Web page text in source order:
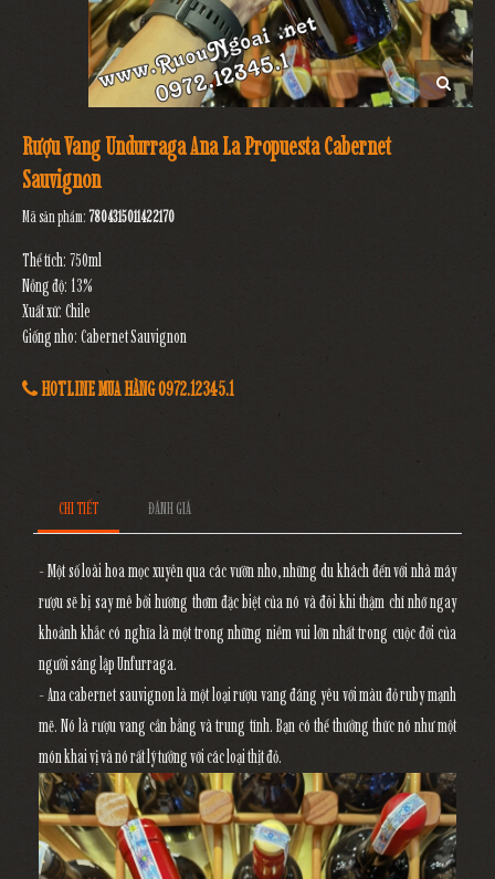
Rượu Vang Undurraga Ana La Propuesta Cabernet
Sauvignon
Mã sản phẩm:7804315011422170
Thể tích: 750ml
Nồng độ: 13%
Xuất xứ: Chile
Giống nho: Cabernet Sauvignon
HOTLINE MUA HÀNG 0972.12345.1
CHI TIẾT ĐÁNH GIÁ
- Một số loài hoa mọc xuyên qua các vườn nho, những du khách đến với nhà máy
rượu sẽ bị say mê bởi hương thơm đặc biệt của nó và đôi khi thậm chí nhớ ngay
khoảnh khắc có nghĩa là một trong những niềm vui lớn nhất trong cuộc đời của
người sáng lập Unfurraga.
- Ana cabernet sauvignon là một loại rượu vang đáng yêu với màu đỏ ruby mạnh
mẽ. Nó là rượu vang cần bằng và trung tính. Bạn có thể thưởng thức nó như một
món khai vị và nó rất lý tưởng với các loại thịt đỏ.